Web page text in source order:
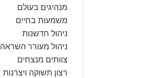
מנהיגים בעולם
משמעות בחיים
ניהול חדשנות
ניהול מעורר השראה
צוותים מנצחים
רצון תשוקה ויצרנות